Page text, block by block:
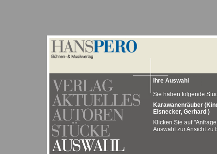
Ihre Auswahl
Sie haben folgende
Karawanenräuber
Eisnecker, Gerhard )
Klicken Sie auf
Auswahl zur Ansicht zu